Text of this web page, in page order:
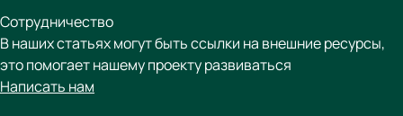
Сотрудничество
В наших статьях могут быть ссылки на внешние ресурсы,
это помогает нашему проекту развиваться
Написать нам